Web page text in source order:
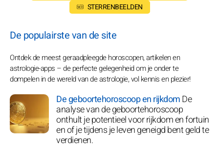
STERRENBEELDEN
De populairste van de site
Ontdek de meest geraadpleegde horoscopen, artikelen en
astrologie-apps – de perfecte gelegenheid om je onder te
dompelen in de wereld van de astrologie, vol kennis en plezier!
De geboortehoroscoop en rijkdomDe
analyse van de geboortehoroscoop
onthult je potentieel voor rijkdom en fortuin
en of je tijdens je leven geneigd bent geld te
verdienen.